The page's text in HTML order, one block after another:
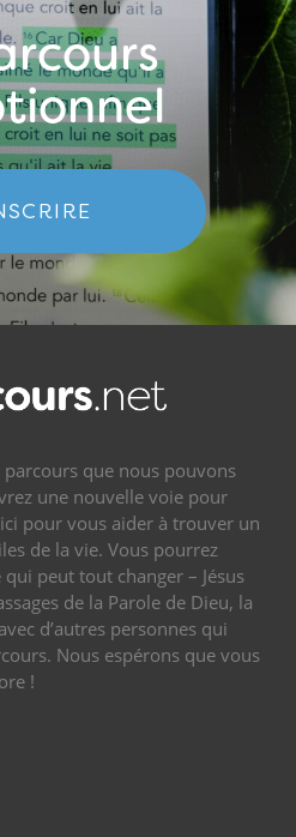
que nous pouvons
une nouvelle voie pour
pour vous aider à trouver un
de la vie. Vous pourrez
peut tout changer – Jésus
de la Parole de Dieu, la
d’autres personnes qui
Nous espérons que vous
!